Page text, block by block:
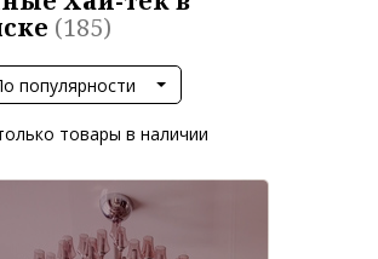
(185)
популярности
товары в наличии